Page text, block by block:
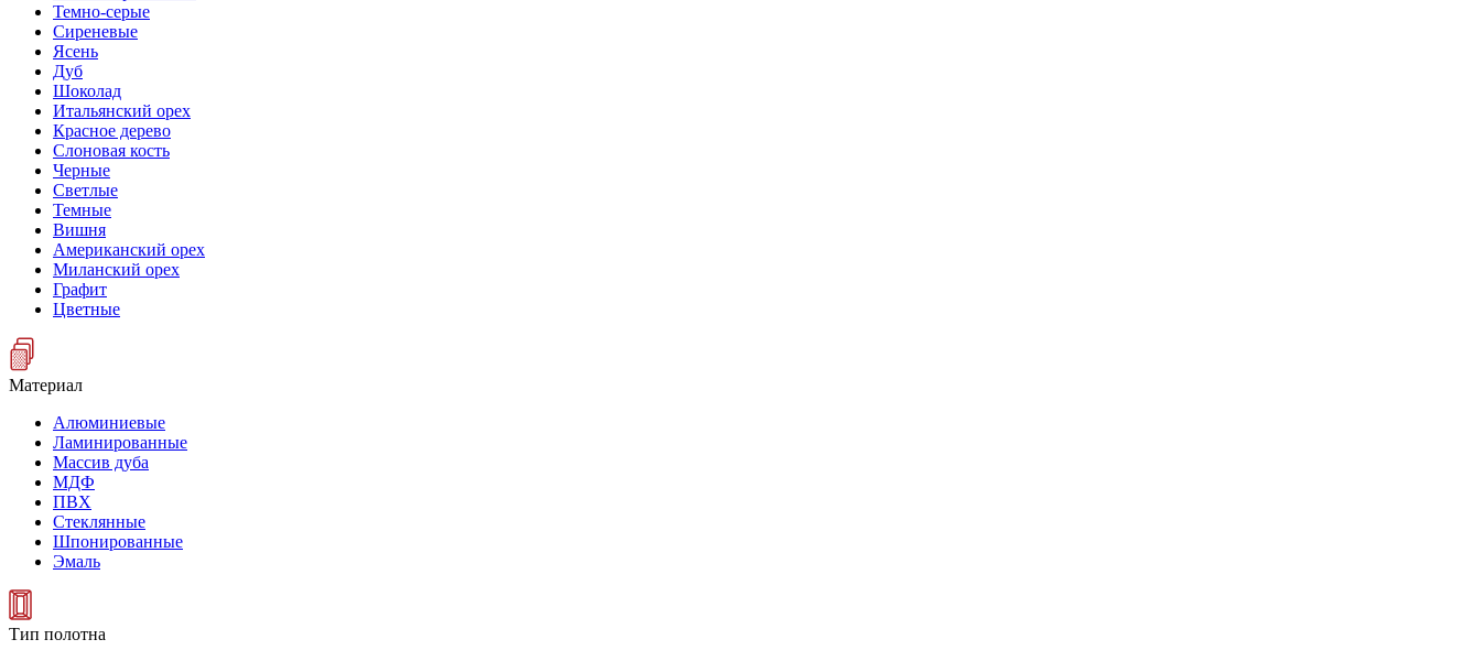
Темно-серые
Сиреневые
Ясень
Дуб
Шоколад
Итальянский орех
Красное дерево
Слоновая кость
Черные
Светлые
Темные
Вишня
Американский орех
Миланский орех
Графит
Цветные
Материал
Алюминиевые
Ламинированные
Массив дуба
МДФ
ПВХ
Стеклянные
Шпонированные
Эмаль
Тип полотна